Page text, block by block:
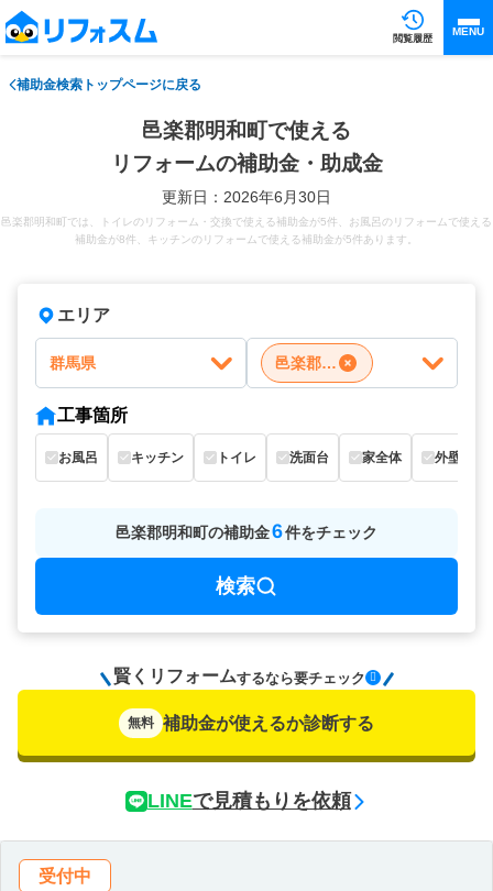
閲覧履歴
MENU
補助金検索トップページに戻る
邑楽郡明和町で使える
リフォームの補助金・助成金
更新日：2026年6月30日
邑楽郡明和町では、トイレのリフォーム・交換で使える補助金が5件、お風呂のリフォームで使える
補助金が8件、キッチンのリフォームで使える補助金が5件あります。
エリア
群馬県 邑楽郡明和町
工事箇所
お風呂 キッチン トイレ 洗面台 家全体 外壁
邑楽郡明和町の補助金6件をチェック
検索
賢くリフォームするなら要チェック
無料 補助金が使えるか診断する
LINEで見積もりを依頼
受付中